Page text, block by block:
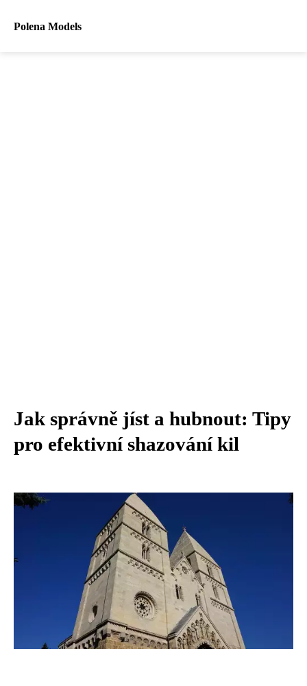
Polena Models
Jak správně jíst a hubnout: Tipy
pro efektivní shazování kil